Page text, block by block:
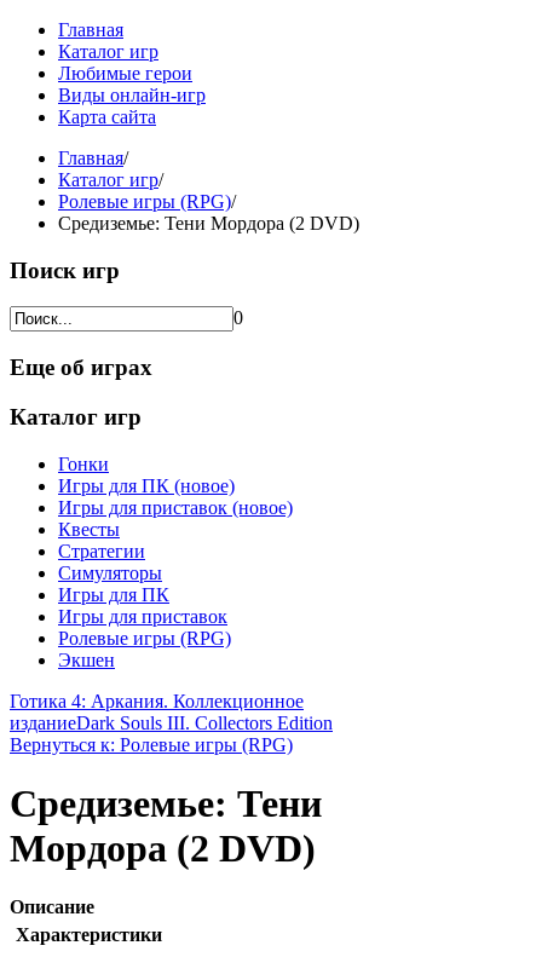
Главная
Каталог игр
Любимые герои
Виды онлайн-игр
Карта сайта
Главная/
Каталог игр/
Ролевые игры (RPG)/
Средиземье: Тени Мордора (2 DVD)
Поиск игр
0
Еще об играх
Каталог игр
Гонки
Игры для ПК (новое)
Игры для приставок (новое)
Квесты
Стратегии
Симуляторы
Игры для ПК
Игры для приставок
Ролевые игры (RPG)
Экшен
Готика 4: Аркания. Коллекционное
изданиеDark Souls III. Collectors Edition
Вернуться к: Ролевые игры (RPG)
Средиземье: Тени
Мордора (2 DVD)
Описание
Характеристики